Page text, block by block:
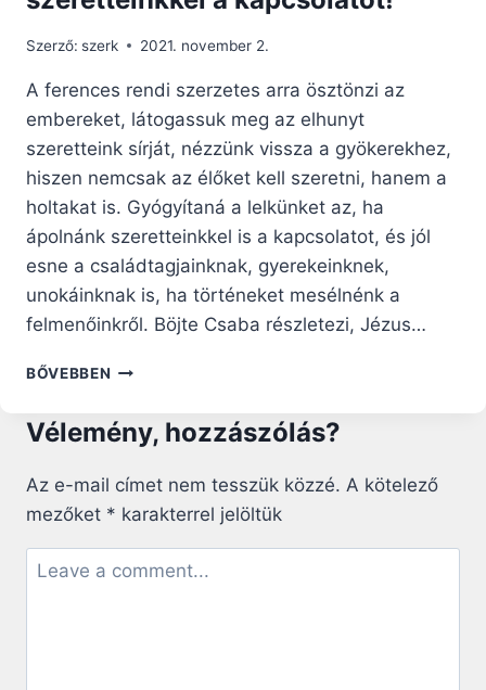
Szerző: szerk 2021. november 2.
A ferences rendi szerzetes arra ösztönzi az
embereket, látogassuk meg az elhunyt
szeretteink sírját, nézzünk vissza a gyökerekhez,
hiszen nemcsak az élőket kell szeretni, hanem a
holtakat is. Gyógyítaná a lelkünket az, ha
ápolnánk szeretteinkkel is a kapcsolatot, és jól
esne a családtagjainknak, gyerekeinknek,
unokáinknak is, ha történeket mesélnénk a
felmenőinkről. Böjte Csaba részletezi, Jézus…
BŐVEBBEN BÖJTE
SZERETTEINKKEL
KAPCSOLATOT!”
Vélemény, hozzászólás?
Az e-mail címet nem tesszük közzé. A kötelező
mezőket * karakterrel jelöltük